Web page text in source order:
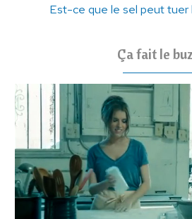
Est-ce que le sel peut tuer
Ça fait le